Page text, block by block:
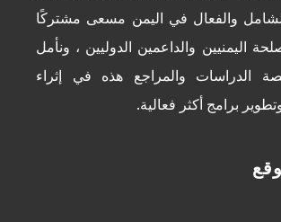
والفعال في اليمن مسعى مشتركًا
اليمنيين والداعمين الدوليين ، ونأمل
الدراسات والمراجع هذه في إثراء
برامج أكثر فعالية.